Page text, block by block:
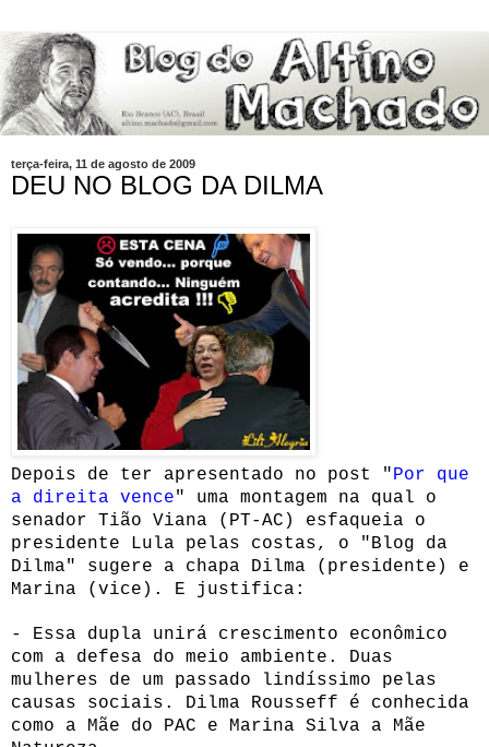
terça-feira, 11 de agosto de 2009
DEU NO BLOG DA DILMA
Depois de ter apresentado no post "Por que
a direita vence" uma montagem na qual o
senador Tião Viana (PT-AC) esfaqueia o
presidente Lula pelas costas, o "Blog da
Dilma" sugere a chapa Dilma (presidente) e
Marina (vice). E justifica:
- Essa dupla unirá crescimento econômico
com a defesa do meio ambiente. Duas
mulheres de um passado lindíssimo pelas
causas sociais. Dilma Rousseff é conhecida
como a Mãe do PAC e Marina Silva a Mãe